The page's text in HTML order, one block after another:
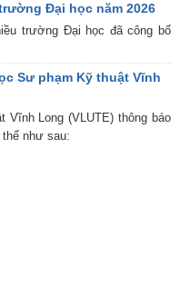
Đại học năm 2026
trường Đại học đã công bố
Sư phạm Kỹ thuật Vĩnh
Vĩnh Long (VLUTE) thông báo
như sau: